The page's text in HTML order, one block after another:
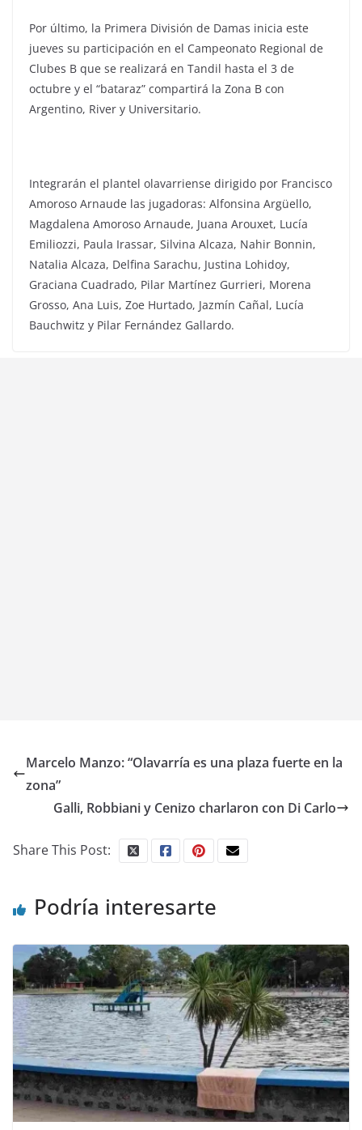
Por último, la Primera División de Damas inicia este
jueves su participación en el Campeonato Regional de
Clubes B que se realizará en Tandil hasta el 3 de
octubre y el “bataraz” compartirá la Zona B con
Argentino, River y Universitario.
Integrarán el plantel olavarriense dirigido por Francisco
Amoroso Arnaude las jugadoras: Alfonsina Argüello,
Magdalena Amoroso Arnaude, Juana Arouxet, Lucía
Emiliozzi, Paula Irassar, Silvina Alcaza, Nahir Bonnin,
Natalia Alcaza, Delfina Sarachu, Justina Lohidoy,
Graciana Cuadrado, Pilar Martínez Gurrieri, Morena
Grosso, Ana Luis, Zoe Hurtado, Jazmín Cañal, Lucía
Bauchwitz y Pilar Fernández Gallardo.
Marcelo Manzo: “Olavarría es una plaza fuerte en la
zona”
Galli, Robbiani y Cenizo charlaron con Di Carlo
Share This Post:
Podría interesarte